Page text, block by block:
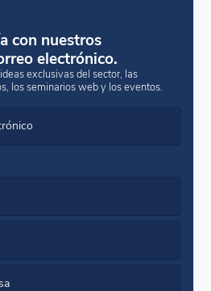
con nuestros
electrónico.
exclusivas del sector, las
los seminarios web y los eventos.